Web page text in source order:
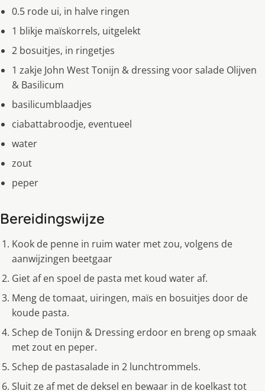
0.5 rode ui, in halve ringen
1 blikje maïskorrels, uitgelekt
2 bosuitjes, in ringetjes
1 zakje John West Tonijn & dressing voor salade Olijven
& Basilicum
basilicumblaadjes
ciabattabroodje, eventueel
water
zout
peper
Bereidingswijze
Kook de penne in ruim water met zou, volgens de
aanwijzingen beetgaar
Giet af en spoel de pasta met koud water af.
Meng de tomaat, uiringen, maïs en bosuitjes door de
koude pasta.
Schep de Tonijn & Dressing erdoor en breng op smaak
met zout en peper.
Schep de pastasalade in 2 lunchtrommels.
Sluit ze af met de deksel en bewaar in de koelkast tot